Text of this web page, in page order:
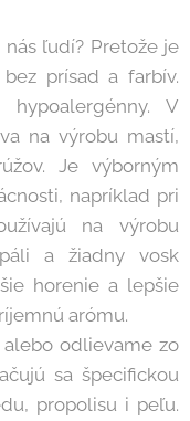
ľudí? Pretože je
prísad a farbív.
V
na výrobu mastí,
Je výborným
napríklad pri
na výrobu
a žiadny vosk
horenie a lepšie
arómu.
odlievame zo
sa špecifickou
propolisu i peľu.